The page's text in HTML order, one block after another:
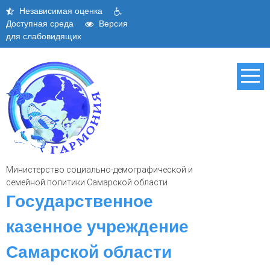
Независимая оценка
Доступная среда
Версия
для слабовидящих
Министерство социально-демографической и
семейной политики Самарской области
Государственное
казенное учреждение
Самарской области